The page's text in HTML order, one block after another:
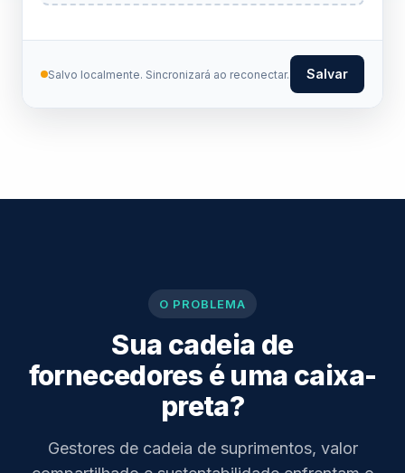
Salvo localmente. Sincronizará ao reconectar. Salvar
O PROBLEMA
Sua cadeia de
fornecedores é uma caixa-
preta?
Gestores de cadeia de suprimentos, valor